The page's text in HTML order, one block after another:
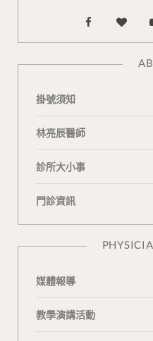
F
a
B
l
掛號須知
林亮辰醫師
診所大小事
門診資訊
媒體報導
教學演講活動